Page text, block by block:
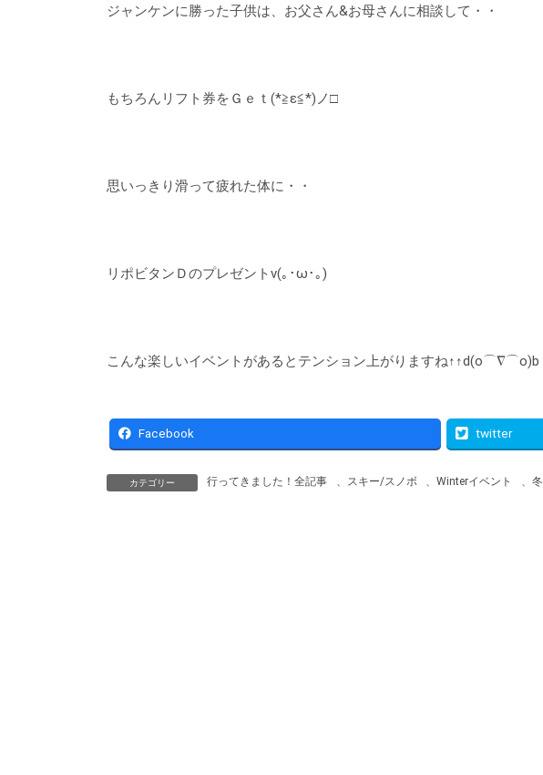
ジャンケンに勝った子供は、お父さん&お母さんに相談して・・
もちろんリフト券をＧｅｔ(*≧ε≦*)ノ□
思いっきり滑って疲れた体に・・
リポビタンＤのプレゼントv(｡･ω･｡)
こんな楽しいイベントがあるとテンション上がりますね↑↑d(o⌒∇⌒o)b
Facebook twitter
カテゴリー 行ってきました！全記事 、 スキー/スノボ 、Winterイベント 、 冬